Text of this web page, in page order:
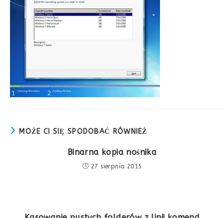
MOŻE CI SIĘ SPODOBAĆ RÓWNIEŻ
Binarna kopia nośnika
27 sierpnia 2015